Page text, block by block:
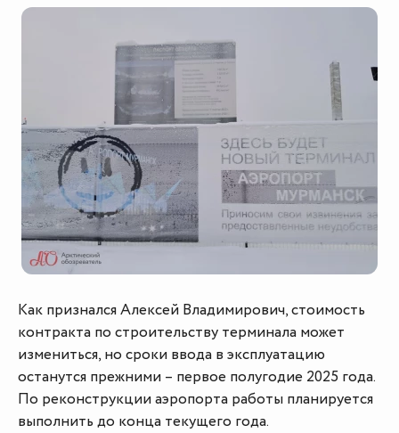
Как признался Алексей Владимирович, стоимость
контракта по строительству терминала может
измениться, но сроки ввода в эксплуатацию
останутся прежними – первое полугодие 2025 года.
По реконструкции аэропорта работы планируется
выполнить до конца текущего года.